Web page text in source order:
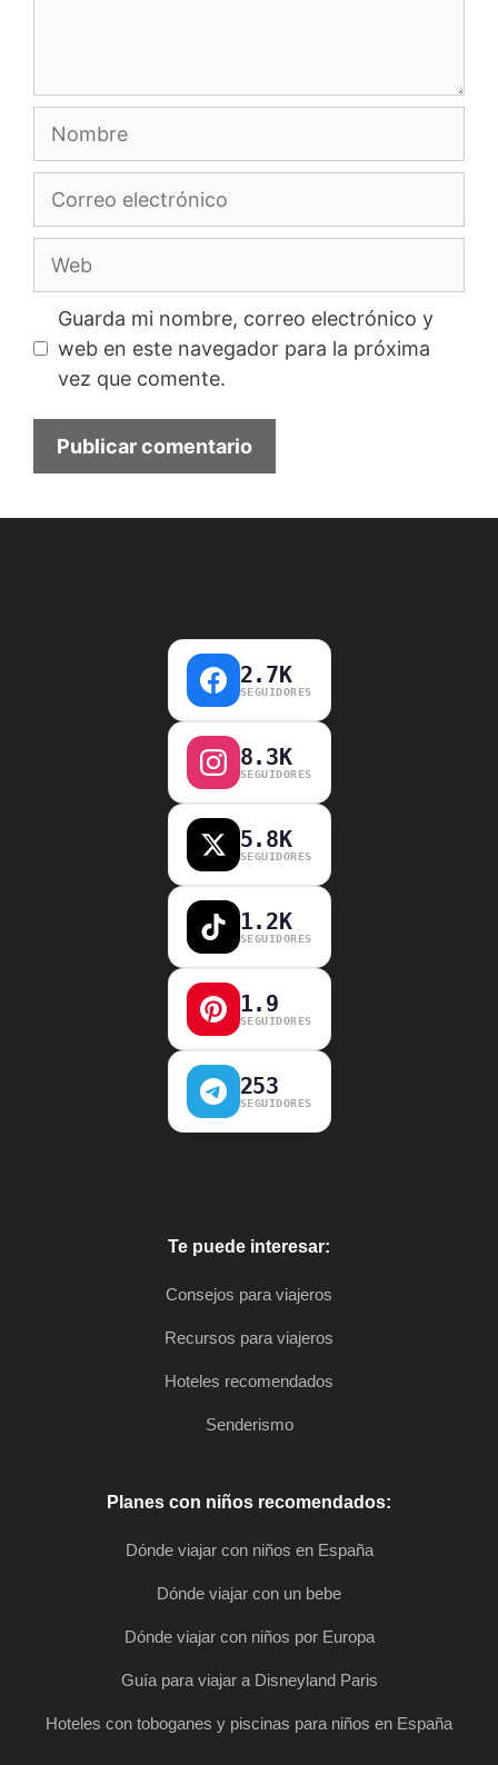
Correo
electrónico
Guarda mi nombre, correo electrónico y
web en este navegador para la próxima
vez que comente.
2.7K
SEGUIDORES
8.3K
SEGUIDORES
5.8K
SEGUIDORES
1.2K
SEGUIDORES
1.9
SEGUIDORES
253
SEGUIDORES
Te puede interesar:
Consejos para viajeros
Recursos para viajeros
Hoteles recomendados
Senderismo
Planes con niños recomendados:
Dónde viajar con niños en España
Dónde viajar con un bebe
Dónde viajar con niños por Europa
Guía para viajar a Disneyland Paris
Hoteles con toboganes y piscinas para niños en España